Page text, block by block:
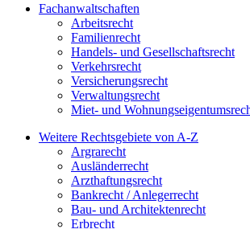
Fachanwaltschaften
Arbeitsrecht
Familienrecht
Handels- und Gesellschaftsrecht
Verkehrsrecht
Versicherungsrecht
Verwaltungsrecht
Miet- und
Weitere Rechtsgebiete von A-Z
Argrarecht
Ausländerrecht
Arzthaftungsrecht
Bankrecht / Anlegerrecht
Bau- und Architektenrecht
Erbrecht